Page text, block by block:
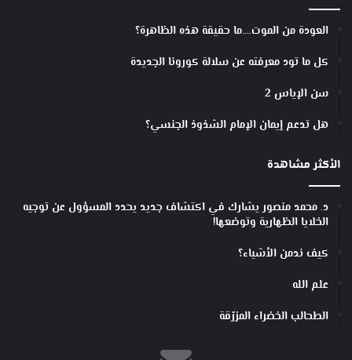
العودة من الموت….ما حقيقة هذه الظاهرة؟
كل ما تود معرفته عن سلالة كورونا الجديدة
سن الإياس 2
هل تدعم إيمان الإمام الشذوذ الجنسي؟
الأكثر مشاهدة
د. محمد منصور يشارك في اكتشاف جديد يحدد المسؤول عن توجيه
الخلايا الظهارية وتوضعها!
كيف ندمن الأشياء؟
علم الله
الطحالب الخضراء المزرّقة